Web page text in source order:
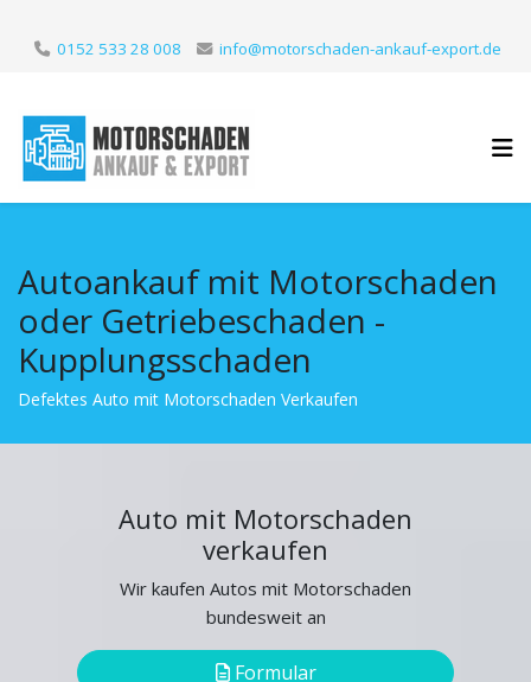
0152 533 28 008 info@motorschaden-ankauf-export.de
Autoankauf mit Motorschaden
oder Getriebeschaden -
Kupplungsschaden
Defektes Auto mit Motorschaden Verkaufen
Auto mit Motorschaden
verkaufen
Wir kaufen Autos mit Motorschaden
bundesweit an
Formular